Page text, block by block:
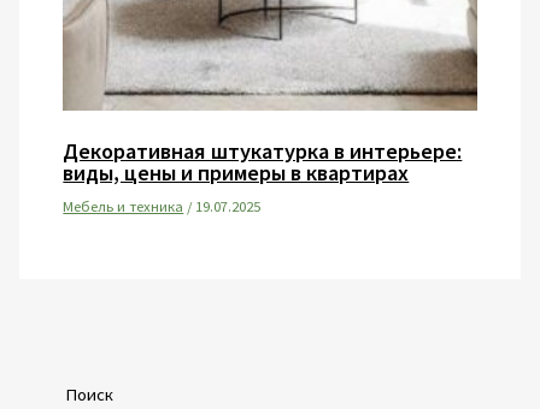
Декоративная штукатурка в интерьере:
виды, цены и примеры в квартирах
Мебель и техника /19.07.2025
Поиск